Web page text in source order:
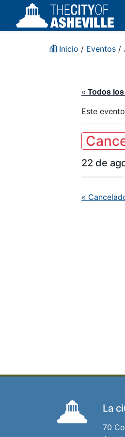
Inicio / Eventos /
« Todos
Este
22 de
«
La
70